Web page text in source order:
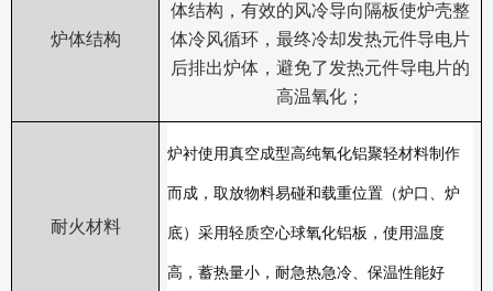
炉体结构
体结构，有效的风冷导向隔板使炉壳整
体冷风循环，最终冷却发热元件导电片
后排出炉体，避免了发热元件导电片的
高温氧化；
耐火材料
炉衬使用真空成型高纯氧化铝聚轻材料制作
而成，取放物料易碰和载重位置（炉口、炉
底）采用轻质空心球氧化铝板，使用温度
高，蓄热量小，耐急热急冷、保温性能好